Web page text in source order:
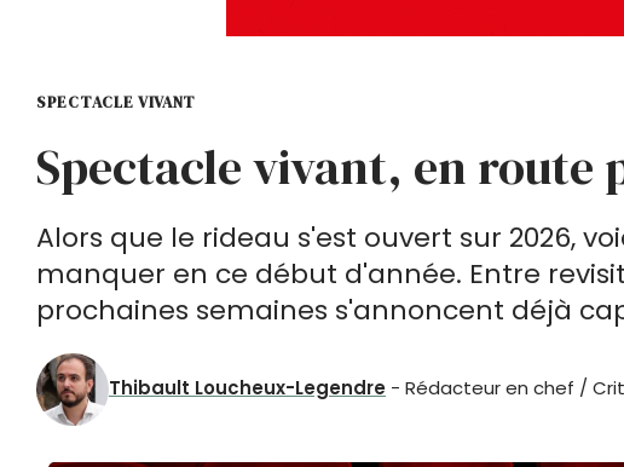
SPECTACLE VIVANT
Spectacle vivant, en route
Alors que le rideau s'est ouvert sur 2026,
manquer en ce début d'année. Entre
prochaines semaines s'annoncent déjà
Thibault Loucheux-Legendre - Rédacteur en chef /